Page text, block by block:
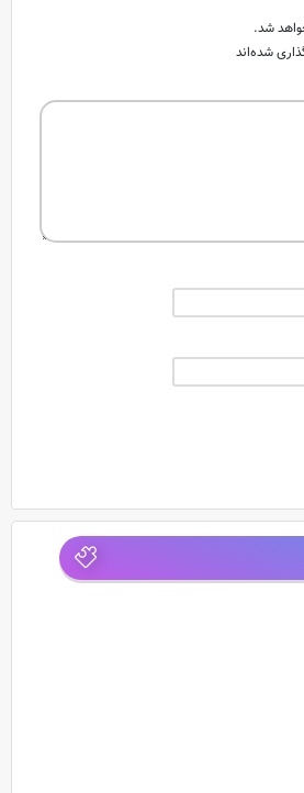
شد.
شده‌اند